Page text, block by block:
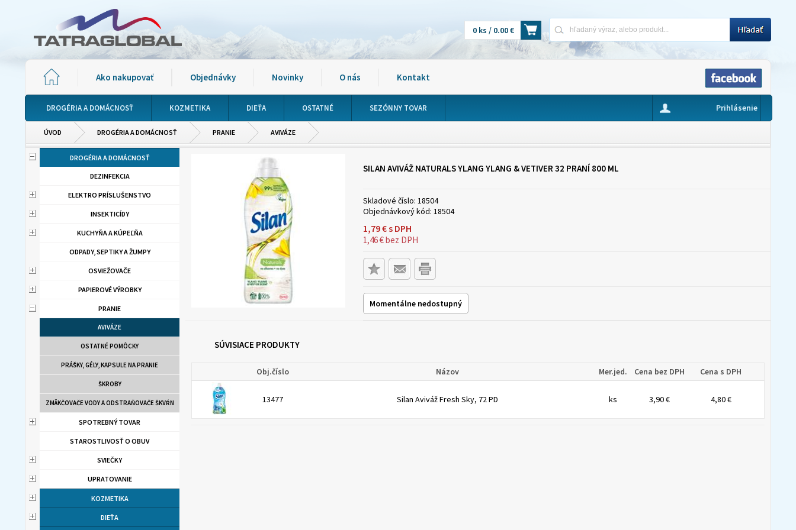
0 ks / 0.00 €
Ako nakupovať Objednávky Novinky O nás Kontakt
DROGÉRIA A DOMÁCNOSŤ KOZMETIKA DIEŤA OSTATNÉ SEZÓNNY TOVAR Prihlásenie
ÚVOD DROGÉRIA A DOMÁCNOSŤ PRANIE AVIVÁZE
DROGÉRIA A DOMÁCNOSŤ
DEZINFEKCIA
ELEKTRO PRÍSLUŠENSTVO
INSEKTICÍDY
KUCHYŇA A KÚPEĽŇA
ODPADY, SEPTIKY A ŽUMPY
OSVIEŽOVAČE
PAPIEROVÉ VÝROBKY
PRANIE
AVIVÁZE
OSTATNÉ POMÔCKY
PRÁŠKY, GÉLY, KAPSULE NA PRANIE
ŠKROBY
ZMÄKČOVAČE VODY A ODSTRAŇOVAČE ŠKVŔN
SPOTREBNÝ TOVAR
STAROSTLIVOSŤ O OBUV
SVIEČKY
UPRATOVANIE
KOZMETIKA
DIEŤA
SILAN AVIVÁŽ NATURALS YLANG YLANG & VETIVER 32 PRANÍ 800 ML
Skladové číslo: 18504
Objednávkový kód: 18504
1,79€s DPH
1,46€bez DPH
Momentálne nedostupný
SÚVISIACE PRODUKTY
Obj.číslo Názov Mer.jed. Cena bez DPH Cena s DPH
13477 Silan Aviváž Fresh Sky, 72 PD ks 3,90 € 4,80 €